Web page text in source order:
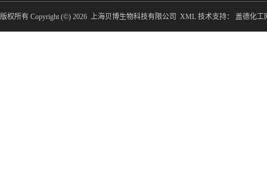
版权所有 Copyright (©) 2026 上海贝博生物科技有限公司 XML 技术支持： 盖德化工